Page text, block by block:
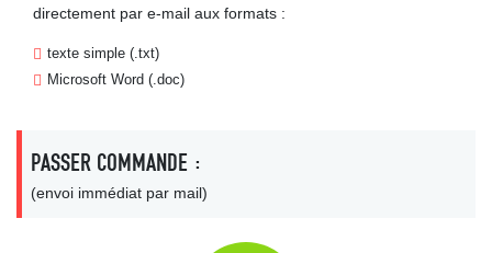
directement par e-mail aux formats :
texte simple (.txt)
Microsoft Word (.doc)
PASSER COMMANDE :
(envoi immédiat par mail)